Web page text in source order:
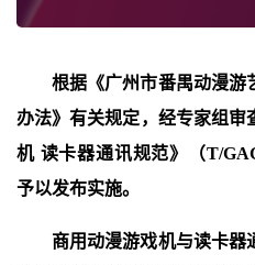
根据《广州市番禺动漫游
办法》有关规定，经专家组审
机 读卡器通讯规范》（T/
予以发布实施。
商用动漫游戏机与读卡器